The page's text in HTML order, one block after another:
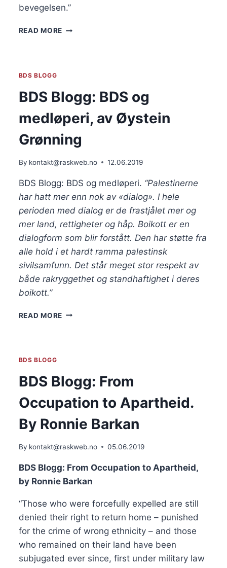
bevegelsen.”
READ MOREBDS
LARS
GULE
BDS BLOGG
BDS Blogg: BDS og
medløperi, av Øystein
Grønning
By kontakt@raskweb.no 12.06.2019
BDS Blogg: BDS og medløperi. “Palestinerne
har hatt mer enn nok av «dialog». I hele
perioden med dialog er de frastjålet mer og
mer land, rettigheter og håp. Boikott er en
dialogform som blir forstått. Den har støtte fra
alle hold i et hardt ramma palestinsk
sivilsamfunn. Det står meget stor respekt av
både rakryggethet og standhaftighet i deres
boikott.”
READ MOREBDS
ØYSTEIN
GRØNNING
BDS BLOGG
BDS Blogg: From
Occupation to Apartheid.
By Ronnie Barkan
By kontakt@raskweb.no 05.06.2019
BDS Blogg: From Occupation to Apartheid,
by Ronnie Barkan
“Those who were forcefully expelled are still
denied their right to return home – punished
for the crime of wrong ethnicity – and those
who remained on their land have been
subjugated ever since, first under military law